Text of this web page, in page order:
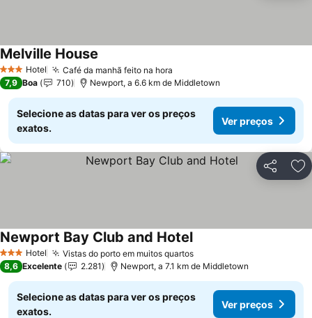
3 EstrelasHotel Café da manhã feito na hora
Melville House
7,9 Boa 710 Newport, a 6.6 km de Middletown
Selecione as datas para ver os preços
exatos.
Ver preços
Partilhar
3 EstrelasHotel Vistas do porto em muitos quartos
Newport Bay Club and Hotel
8,6 Excelente 2.281 Newport, a 7.1 km de Middletown
Selecione as datas para ver os preços
exatos.
Ver preços